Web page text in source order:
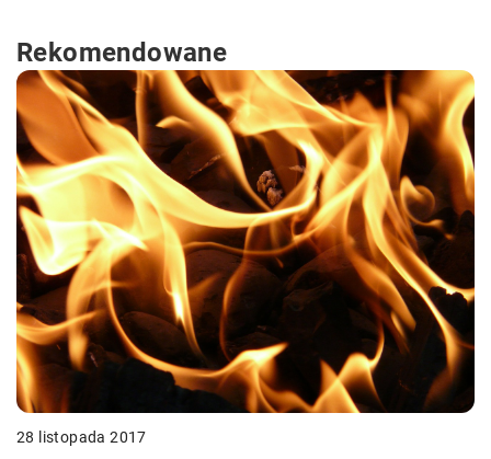
Rekomendowane
28 listopada 2017